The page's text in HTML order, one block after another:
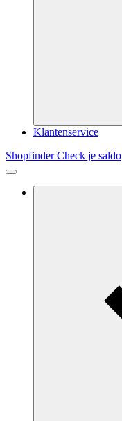
Klantenservice
ShopfinderCheck je saldo